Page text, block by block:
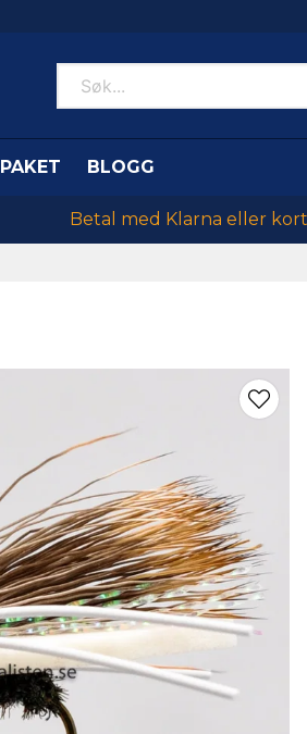
PAKET BLOGG
Betal med Klarna eller